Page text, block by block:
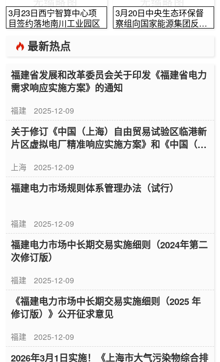
3月23日西宁智算中心项
目签约落地南川工业园区
3月20日中央生态环保督
察组向国家能源集团反馈
最新热点
福建省发展和改革委员会关于印发《福建省电力
需求响应实施方案》的通知
福建 2025-12-09
关于修订《中国（上海）自由贸易试验区临港新
片区虚拟电厂精准响应实施方案》和《中国（上
应管理办法》的通知
上海 2025-12-09
福建电力市场规则体系管理办法（试行）
福建 2025-12-09
福建电力市场中长期交易实施细则（2024年第二
次修订版）
福建 2025-12-09
《福建电力市场中长期交易实施细则（2025 年
修订版）》公开征求意见
福建 2025-12-09
2026年3月1日实施！《上海市大气污染物综合排